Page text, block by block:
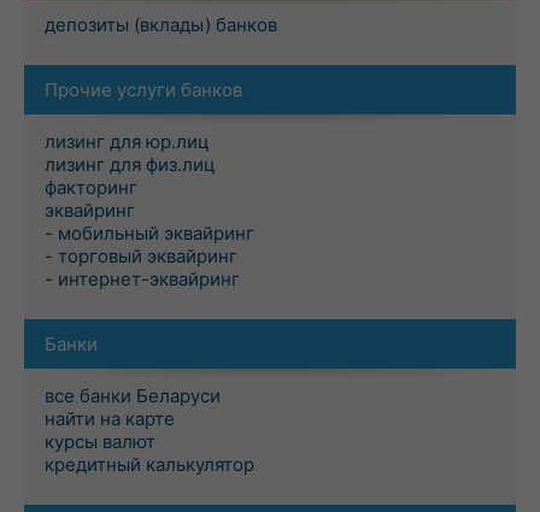
депозиты (вклады) банков
Прочие услуги банков
лизинг для юр.лиц
лизинг для физ.лиц
факторинг
эквайринг
- мобильный эквайринг
- торговый эквайринг
- интернет-эквайринг
Банки
все банки Беларуси
найти на карте
курсы валют
кредитный калькулятор